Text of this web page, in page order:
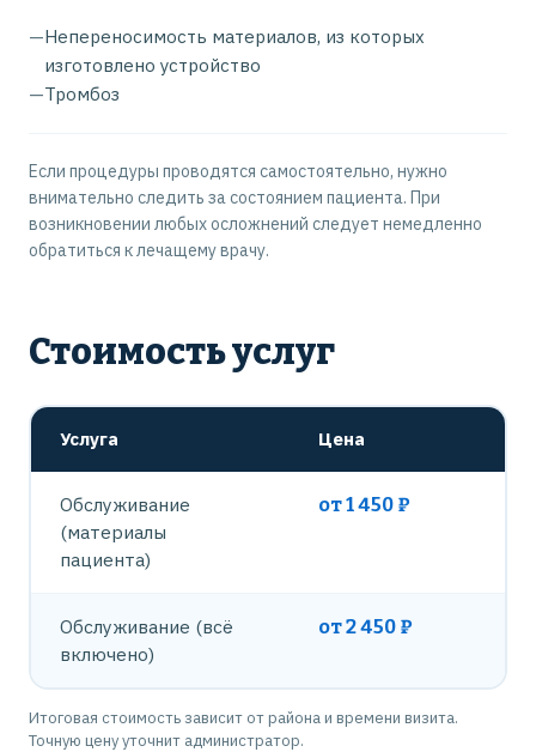
—Непереносимость материалов, из которых
изготовлено устройство
—Тромбоз
Если процедуры проводятся самостоятельно, нужно
внимательно следить за состоянием пациента. При
возникновении любых осложнений следует немедленно
обратиться к лечащему врачу.
Стоимость услуг
Услуга Цена
Обслуживание
(материалы
пациента)
от 1 450 ₽
Обслуживание (всё
включено)
от 2 450 ₽
Итоговая стоимость зависит от района и времени визита.
Точную цену уточнит администратор.